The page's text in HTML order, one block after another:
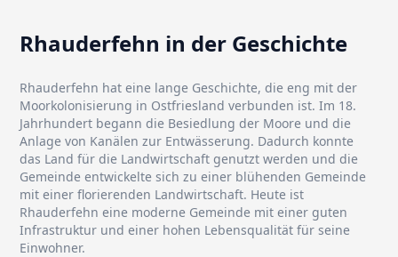
Rhauderfehn in der Geschichte
Rhauderfehn hat eine lange Geschichte, die eng mit der
Moorkolonisierung in Ostfriesland verbunden ist. Im 18.
Jahrhundert begann die Besiedlung der Moore und die
Anlage von Kanälen zur Entwässerung. Dadurch konnte
das Land für die Landwirtschaft genutzt werden und die
Gemeinde entwickelte sich zu einer blühenden Gemeinde
mit einer florierenden Landwirtschaft. Heute ist
Rhauderfehn eine moderne Gemeinde mit einer guten
Infrastruktur und einer hohen Lebensqualität für seine
Einwohner.